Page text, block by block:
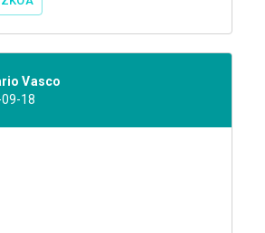
Vasco
18